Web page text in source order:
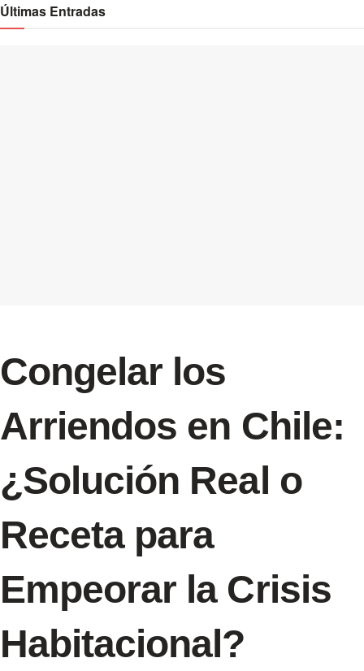
Últimas Entradas
Congelar los
Arriendos en Chile:
¿Solución Real o
Receta para
Empeorar la Crisis
Habitacional?